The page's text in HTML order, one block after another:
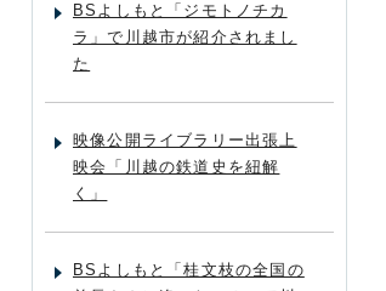
BSよしもと「ジモトノチカ
ラ」で川越市が紹介されまし
た
映像公開ライブラリー出張上
映会「川越の鉄道史を紐解
く」
BSよしもと「桂文枝の全国の